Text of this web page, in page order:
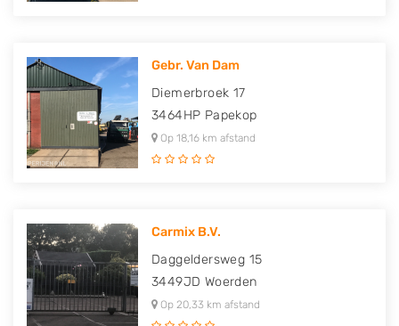
Gebr. Van Dam
Diemerbroek 17
3464HP Papekop
Op 18,16 km afstand
Carmix B.V.
Daggeldersweg 15
3449JD Woerden
Op 20,33 km afstand